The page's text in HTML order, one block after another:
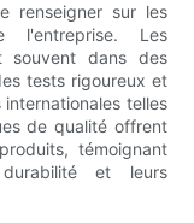
renseigner sur les
l'entreprise. Les
souvent dans des
tests rigoureux et
telles
de qualité offrent
témoignant
et leurs